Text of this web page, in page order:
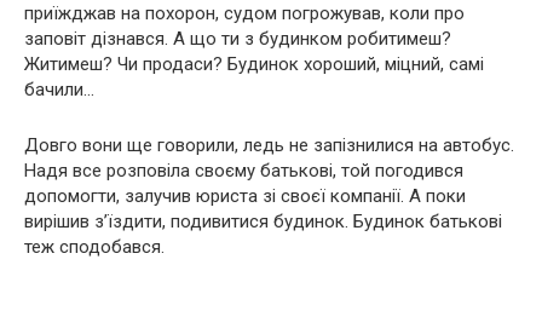
приїжджав на похорон, судом погрожував, коли про
заповіт дізнався. А що ти з будинком робитимеш?
Житимеш? Чи продаси? Будинок хороший, міцний, самі
бачили…
Довго вони ще говорили, ледь не запізнилися на автобус.
Надя все розповіла своєму батькові, той погодився
допомогти, залучив юриста зі своєї компанії. А поки
вирішив з’їздити, подивитися будинок. Будинок батькові
теж сподобався.